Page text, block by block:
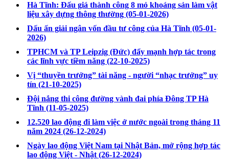
Hà Tĩnh: Đấu giá thành công 8 mỏ khoáng sản làm vật
liệu xây dựng thông thường (05-01-2026)
Dấu ấn giải ngân vốn đầu tư công của Hà Tĩnh (05-01-
2026)
TPHCM và TP Leipzig (Đức) đẩy mạnh hợp tác trong
các lĩnh vực tiềm năng (22-10-2025)
Vị “thuyền trưởng” tài năng - người “nhạc trưởng” uy
tín (21-10-2025)
Đội nắng thi công đường vành đai phía Đông TP Hà
Tĩnh (11-05-2025)
12.520 lao động đi làm việc ở nước ngoài trong tháng 11
năm 2024 (26-12-2024)
Ngày lao động Việt Nam tại Nhật Bản, mở rộng hợp tác
lao động Việt - Nhật (26-12-2024)